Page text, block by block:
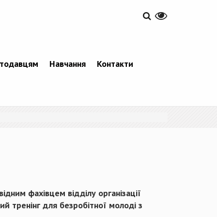
Навчання Контакти
фахівцем відділу організації
тренінг для безробітної молоді з